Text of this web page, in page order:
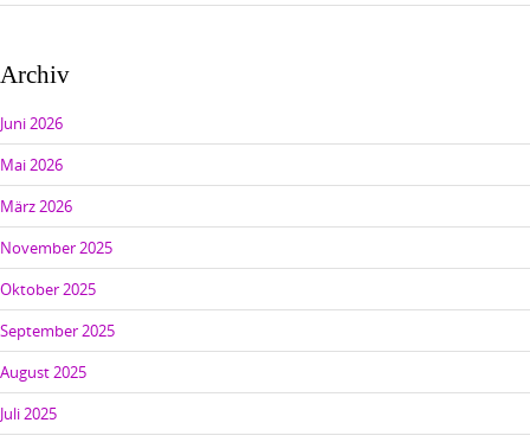
Archiv
Juni 2026
Mai 2026
März 2026
November 2025
Oktober 2025
September 2025
August 2025
Juli 2025